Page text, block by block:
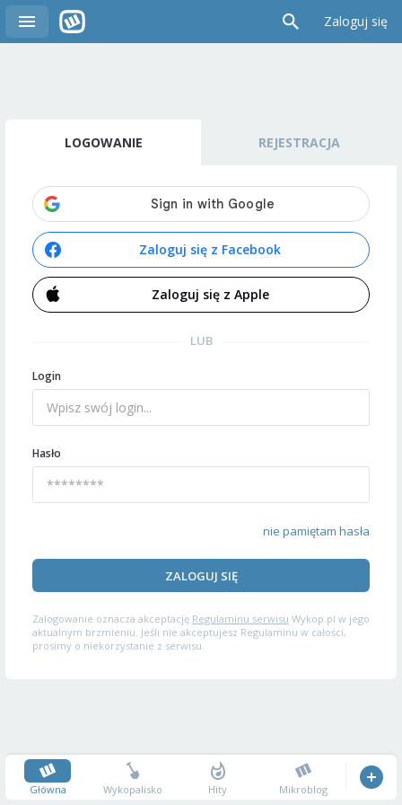
Zaloguj się
LOGOWANIE REJESTRACJA
Zaloguj się z Facebook
Zaloguj się z Apple
LUB
Login
Hasło
nie pamiętam hasła
ZALOGUJ SIĘ
Zalogowanie oznacza akceptację Regulaminu serwisu Wykop.pl w jego
aktualnym brzmieniu. Jeśli nie akceptujesz Regulaminu w całości,
prosimy o niekorzystanie z serwisu.
Główna Wykopalisko Hity Mikroblog